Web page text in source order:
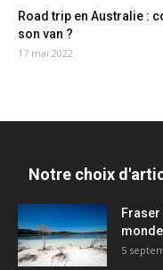
Road trip en Australie :
son van ?
17 mai 2022
Notre choix
monde
5